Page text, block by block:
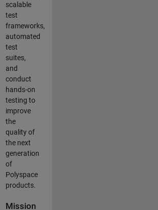
scalable
test
frameworks,
automated
test
suites,
and
conduct
hands-on
testing to
improve
the
quality of
the next
generation
of
Polyspace
products.
Mission